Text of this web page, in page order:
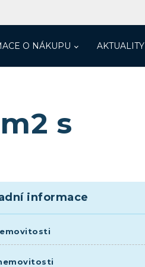
O NÁKUPU AKTUALITY
s
informace